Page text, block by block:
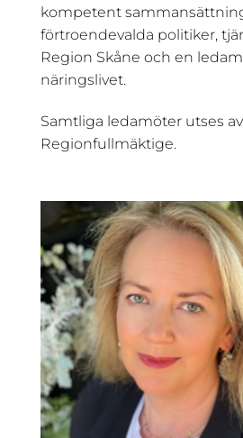
kompetent
förtroendevalda politiker,
Region Skåne och en
näringslivet.
Samtliga ledamöter utses av
Regionfullmäktige.